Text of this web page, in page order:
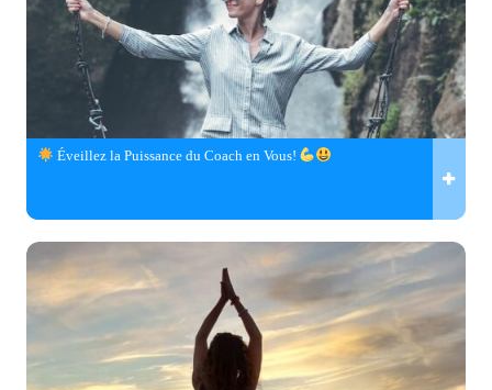
Éveillez la Puissance du Coach en Vous!